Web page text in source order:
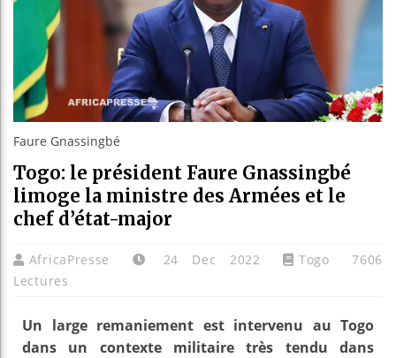
Bénin
Faure Gnassingbé
Togo: le président Faure Gnassingbé
limoge la ministre des Armées et le
chef d’état-major
AfricaPresse 24 Dec 2022 Togo
7606
Lectures
Un large remaniement est intervenu au Togo
dans un contexte militaire très tendu dans